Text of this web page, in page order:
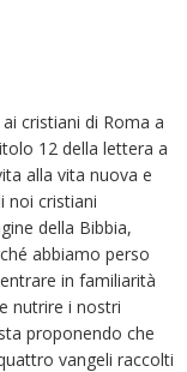
cristiani di Roma a
12 della lettera a
alla vita nuova e
noi cristiani
della Bibbia,
abbiamo perso
in familiarità
nutrire i nostri
proponendo che
vangeli raccolti